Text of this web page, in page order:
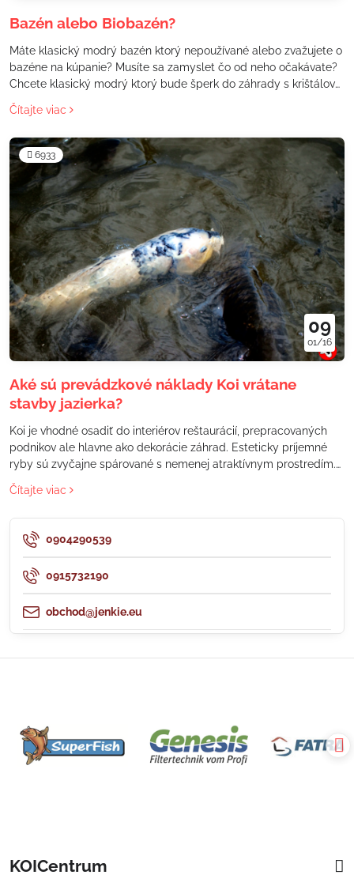
Bazén alebo Biobazén?
Máte klasický modrý bazén ktorý nepoužívané alebo zvažujete o
bazéne na kúpanie? Musíte sa zamyslet čo od neho očakávate?
Chcete klasický modrý ktorý bude šperk do záhrady s krištálovo
čistou vodou vhodný pre plávanie, alebo biobazén ktorý bude
pridávať pokoj a krásu vo vašej záhrade. Prevod bazéna na
Čítajte viac
6933
09
01/16
Aké sú prevádzkové náklady Koi vrátane
stavby jazierka?
Koi je vhodné osadiť do interiérov reštaurácií, prepracovaných
podnikov ale hlavne ako dekorácie záhrad. Esteticky príjemné
ryby sú zvyčajne spárované s nemenej atraktívnym prostredím.
Stále viac a viac ľudí sa zaujíma, či si môžu dovoliť vychovávať
tieto ryby, nákup vybavenia a poskytnutie údržby. Takže spravím
Čítajte viac
0904290539
0915732190
obchod@jenkie.eu
KOICentrum